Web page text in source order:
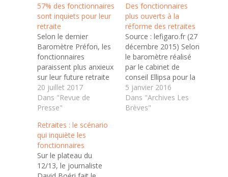
57% des fonctionnaires
sont inquiets pour leur
retraite
Selon le dernier
Baromètre Préfon, les
fonctionnaires
paraissent plus anxieux
sur leur future retraite
qu'en novembre 2016
Près de deux mois
après l'élection du
la République, le
baromètre Préfon
montre des agents de
la fonction publique
angoissés pour leur
20 juillet 2017
Dans "Revue de
Presse"
Des fonctionnaires
plus ouverts à la
réforme des retraites
Source : lefigaro.fr (27
décembre 2015) Selon
le baromètre réalisé
par le cabinet de
conseil Ellipsa pour la
Préfon (Caisse
nationale de
prévoyance de la
5 janvier 2016
Dans "Archives Les
Brèves"
Retraites : le scénario
qui inquiète les
fonctionnaires
Sur le plateau du
12/13, le journaliste